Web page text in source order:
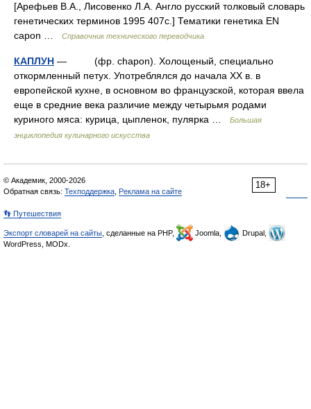
[Арефьев В.А., Лисовенко Л.А. Англо русский толковый словарь
генетических терминов 1995 407с.] Тематики генетика EN
capon …
Справочник технического переводчика
КАПЛУН — (фр. chapon). Холощеный, специально
откормленный петух. Употреблялся до начала XX в. в
европейской кухне, в основном во французской, которая ввела
еще в средние века различие между четырьмя родами
куриного мяса: курица, цыпленок, пулярка …
Большая
энциклопедия кулинарного искусства
18+
© Академик, 2000-2026
Обратная связь: Техподдержка Реклама на сайте
👣 Путешествия
Экспорт словарей на сайты , сделанные на PHP, Joomla,
Drupal,
WordPress, MODx.